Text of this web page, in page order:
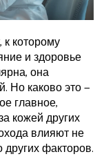
к которому
и здоровье
она
Но каково это —
главное,
кожей других
влияют не
факторов.